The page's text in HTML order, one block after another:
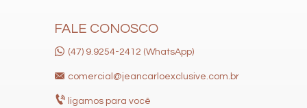
FALE CONOSCO
(47) 9.9254-2412 (WhatsApp)
comercial@jeancarloexclusive.com.br
ligamos para você